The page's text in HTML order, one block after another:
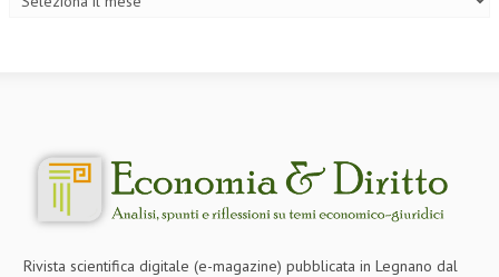
Rivista scientifica digitale (e-magazine) pubblicata in Legnano dal